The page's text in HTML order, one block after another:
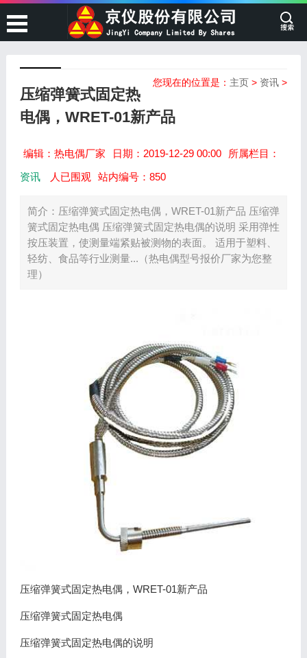
您现在的位置是： 主页 > 资讯 >
压缩弹簧式固定热
电偶，WRET-01新产品
编辑：热电偶厂家 日期：2019-12-29 00:00
所属栏目：
资讯
人已围观 站内编号：850
简介：压缩弹簧式固定热电偶，WRET-01新产品 压缩弹
簧式固定热电偶 压缩弹簧式固定热电偶的说明 采用弹性
按压装置，使测量端紧贴被测物的表面。 适用于塑料、
轻纺、食品等行业测量...（热电偶型号报价厂家为您整
理）
压缩弹簧式固定热电偶，WRET-01新产品
压缩弹簧式固定热电偶
压缩弹簧式固定热电偶的说明